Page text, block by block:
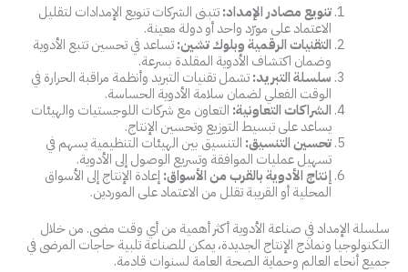
تنويع مصادر الإمداد:تتبنى الشركات تنويع الإمدادات لتقليل
الاعتماد على مورّد واحد أو دولة معينة.
التقنيات الرقمية وبلوك تشين:تساعد في تحسين تتبع الأدوية
وضمان اكتشاف الأدوية المقلدة بسرعة.
سلسلة التبريد:تشمل تقنيات التبريد وأنظمة مراقبة الحرارة في
الوقت الفعلي لضمان سلامة الأدوية الحساسة.
الشراكات التعاونية: التعاون مع شركات اللوجستيات والهيئات
يساعد على تبسيط التوزيع وتحسين الإنتاج.
تحسين التنسيق: التنسيق بين الهيئات التنظيمية يسهم في
تسهيل عمليات الموافقة وتسريع الوصول إلى الأدوية.
إنتاج الأدوية بالقرب من الأسواق: إعادة الإنتاج إلى الأسواق
المحلية أو القريبة تقلل من الاعتماد على الموردين.
سلسلة الإمداد في صناعة الأدوية أكثر أهمية من أي وقت مضى. من خلال
التكنولوجيا ونماذج الإنتاج الجديدة، يمكن للصناعة تلبية حاجات المرضى في
جميع أنحاء العالم وحماية الصحة العامة لسنوات قادمة.